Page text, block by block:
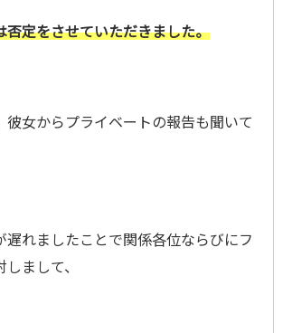
否定をさせていただきました。
彼女からプライベートの報告も聞いて
遅れましたことで関係各位ならびにフ
まして、